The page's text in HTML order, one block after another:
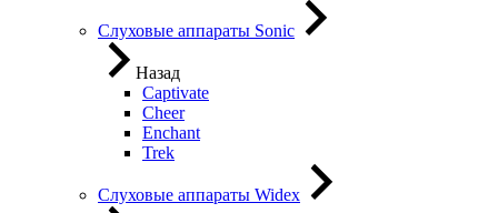
Слуховые аппараты Sonic
Назад
Captivate
Cheer
Enchant
Trek
Слуховые аппараты Widex